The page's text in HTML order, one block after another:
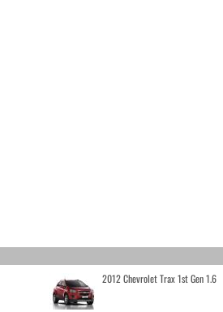
2012 Chevrolet Trax 1st Gen 1.6